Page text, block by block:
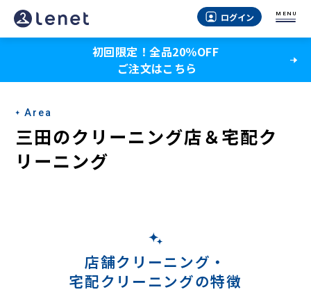
三
田
宅
配
ク
ログイン MENU
初回限定！全品20％OFF
ご注文はこちら
Area
三田のクリーニング店＆宅配ク
リーニング
店舗クリーニング・
宅配クリーニングの特徴